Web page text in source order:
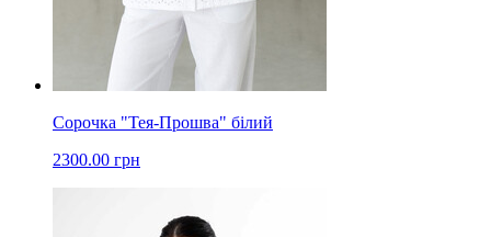
Сорочка "Тея-Прошва" білий
2300.00 грн